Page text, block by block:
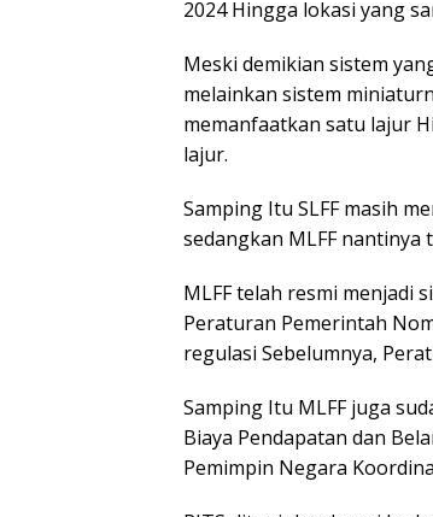
2024 Hingga lokasi yang
Meski demikian sistem
melainkan sistem
memanfaatkan satu lajur
lajur.
Samping Itu SLFF masih
sedangkan MLFF
MLFF telah resmi menjadi
Peraturan Pemerintah
regulasi Sebelumnya,
Samping Itu MLFF juga
Biaya Pendapatan dan
Pemimpin Negara